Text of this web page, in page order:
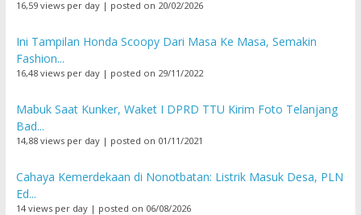
16,59 views per day| posted on 20/02/2026
Ini Tampilan Honda Scoopy Dari Masa Ke Masa, Semakin
Fashion...
16,48 views per day| posted on 29/11/2022
Mabuk Saat Kunker, Waket I DPRD TTU Kirim Foto Telanjang
Bad...
14,88 views per day| posted on 01/11/2021
Cahaya Kemerdekaan di Nonotbatan: Listrik Masuk Desa, PLN
Ed...
14 views per day| posted on 06/08/2026